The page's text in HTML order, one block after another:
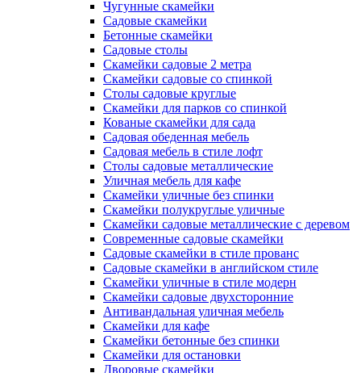
Чугунные скамейки
Садовые скамейки
Бетонные скамейки
Садовые столы
Скамейки садовые 2 метра
Cкамейки садовые со спинкой
Столы садовые круглые
Скамейки для парков со спинкой
Кованые скамейки для сада
Садовая обеденная мебель
Садовая мебель в стиле лофт
Столы садовые металлические
Уличная мебель для кафе
Скамейки уличные без спинки
Скамейки полукруглые уличные
Скамейки садовые металлические с деревом
Современные садовые скамейки
Садовые скамейки в стиле прованс
Садовые скамейки в английском стиле
Скамейки уличные в стиле модерн
Скамейки садовые двухсторонние
Антивандальная уличная мебель
Скамейки для кафе
Скамейки бетонные без спинки
Скамейки для остановки
Дворовые скамейки